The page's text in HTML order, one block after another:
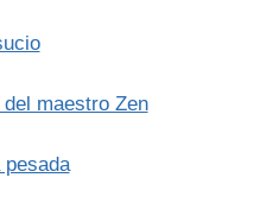
maestro Zen
pesada